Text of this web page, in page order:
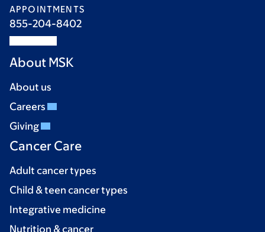
APPOINTMENTS
855-204-8402
About MSK
About us
Careers
Giving
Cancer Care
Adult cancer types
Child & teen cancer types
Integrative medicine
Nutrition & cancer